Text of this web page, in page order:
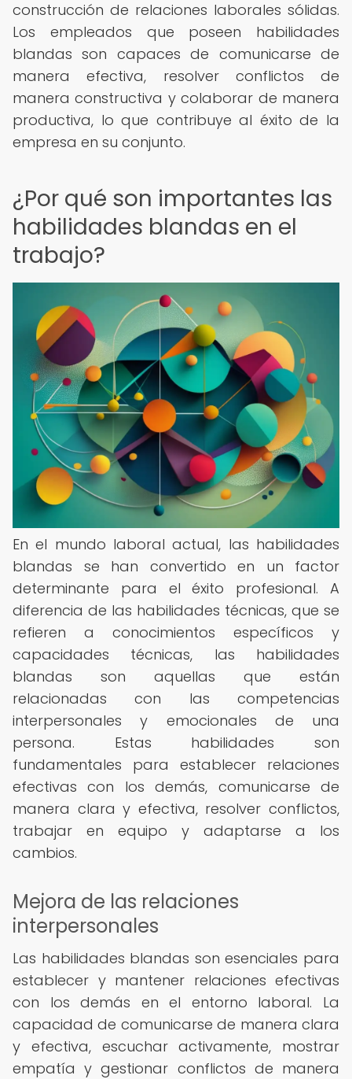
construcción de relaciones laborales sólidas.
Los empleados que poseen habilidades
blandas son capaces de comunicarse de
manera efectiva, resolver conflictos de
manera constructiva y colaborar de manera
productiva, lo que contribuye al éxito de la
empresa en su conjunto.
¿Por qué son importantes las
habilidades blandas en el
trabajo?
En el mundo laboral actual, las habilidades
blandas se han convertido en un factor
determinante para el éxito profesional. A
diferencia de las habilidades técnicas, que se
refieren a conocimientos específicos y
capacidades técnicas, las habilidades
blandas son aquellas que están
relacionadas con las competencias
interpersonales y emocionales de una
persona. Estas habilidades son
fundamentales para establecer relaciones
efectivas con los demás, comunicarse de
manera clara y efectiva, resolver conflictos,
trabajar en equipo y adaptarse a los
cambios.
Mejora de las relaciones
interpersonales
Las habilidades blandas son esenciales para
establecer y mantener relaciones efectivas
con los demás en el entorno laboral. La
capacidad de comunicarse de manera clara
y efectiva, escuchar activamente, mostrar
empatía y gestionar conflictos de manera